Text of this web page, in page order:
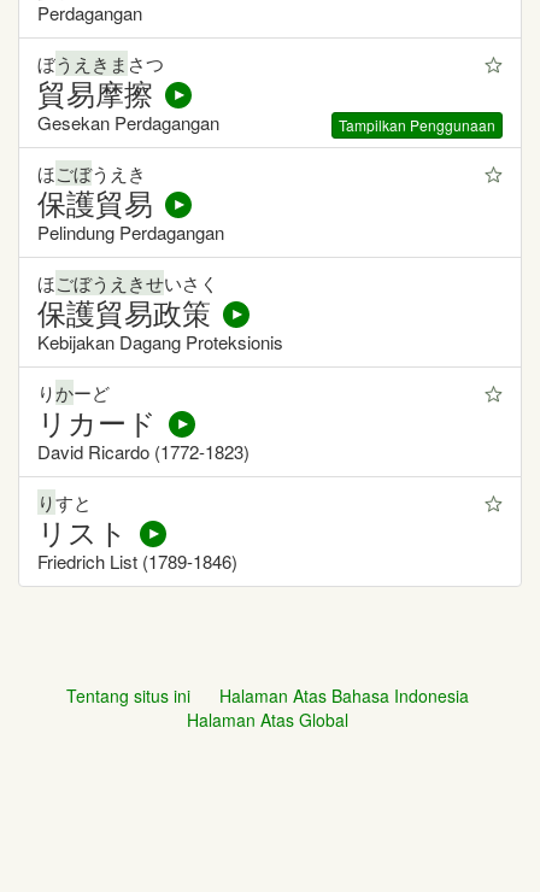
Perdagangan
ぼうえきま さつ
貿易摩擦
Tampilkan Penggunaan
Gesekan Perdagangan
ほごぼうえき
保護貿易
Pelindung Perdagangan
ほごぼうえきせいさく
保護貿易政策
Kebijakan Dagang Proteksionis
りかーど
リカード
David Ricardo (1772-1823)
りすと
リスト
Friedrich List (1789-1846)
Tentang situs ini
Halaman Atas Bahasa Indonesia
Halaman Atas Global